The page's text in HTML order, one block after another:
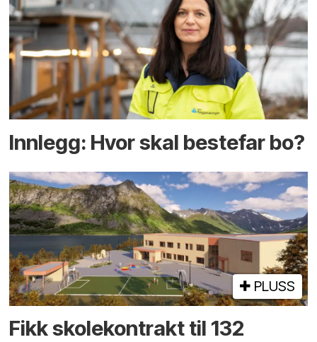
Innlegg: Hvor skal bestefar bo?
PLUSS
Fikk skole­kontrakt til 132